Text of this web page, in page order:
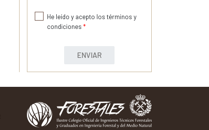
He leído y acepto los términos y
condiciones *
ENVIAR